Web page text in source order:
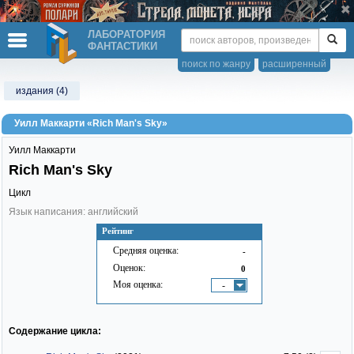
ЛАБОРАТОРИЯ
ФАНТАСТИКИ
расширенный
поиск по жанру
издания (4)
Уилл Маккарти «Rich Man's Sky»
Рейтинг
Средняя оценка: -
Оценок: 0
Моя оценка: -
Уилл Маккарти
Rich Man's Sky
Цикл
Язык написания: английский
Содержание цикла: